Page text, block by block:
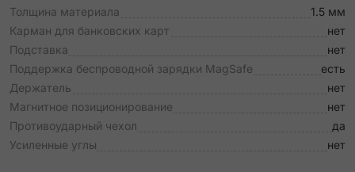
Толщина материала
1.5 мм
Карман для банковских карт
нет
Подставка
нет
Поддержка беспроводной зарядки MagSafe
есть
Держатель
нет
Магнитное позиционирование
нет
Противоударный чехол
да
Усиленные углы
нет